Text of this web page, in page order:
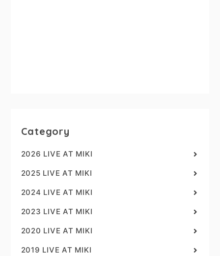
Category
2026 LIVE AT MIKI
2025 LIVE AT MIKI
2024 LIVE AT MIKI
2023 LIVE AT MIKI
2020 LIVE AT MIKI
2019 LIVE AT MIKI